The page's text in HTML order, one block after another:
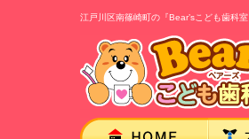
江戸川区南篠崎町の『Bear’sこども歯科